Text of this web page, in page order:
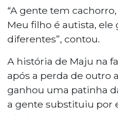
“A gente tem
Meu filho é autista,
diferentes”, contou.
A história de Maju na
após a perda de outro
ganhou uma patinha
a gente substituiu por